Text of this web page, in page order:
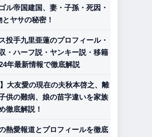
ル帝国建国、妻・子孫・死因・
ヤサの秘密！
投手九里亜蓮のプロフィール・
・ハーフ説・ヤンキー説・移籍
年最新情報で徹底解説
】大友愛の現在の夫秋本啓之、離
供の難病、娘の苗字違いを家族
徹底解説！
熱愛報道とプロフィールを徹底